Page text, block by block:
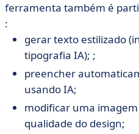
ferramenta também é
:
gerar texto estilizado
tipografia IA); ;
preencher
usando IA;
modificar uma
qualidade do design;